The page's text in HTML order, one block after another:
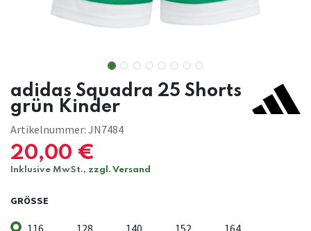
adidas Squadra 25 Shorts
grün Kinder
Artikelnummer: JN7484
20,00 €
Inklusive MwSt., zzgl. Versand
GRÖSSE
116 128 140 152 164